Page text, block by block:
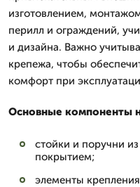
изготовлением,
перилл и ограждений,
и дизайна. Важно
крепежа, чтобы
комфорт при
Основные компоненты
стойки и поручни
покрытием;
элементы